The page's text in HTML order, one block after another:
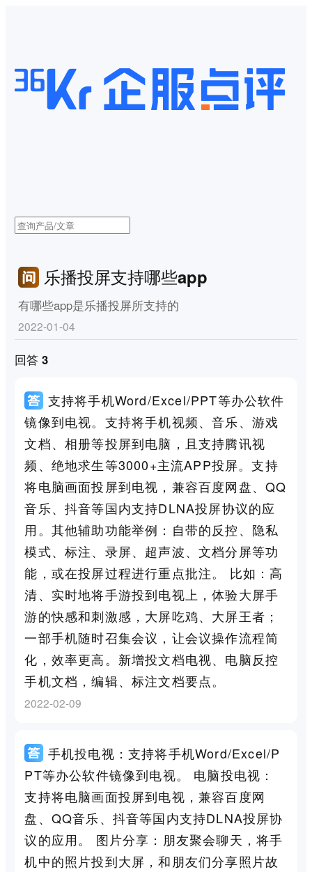
乐播投屏支持哪些app
有哪些app是乐播投屏所支持的
2022-01-04
回答 3
支持将手机Word/Excel/PPT等办公软件
镜像到电视。支持将手机视频、音乐、游戏
文档、相册等投屏到电脑，且支持腾讯视
频、绝地求生等3000+主流APP投屏。支持
将电脑画面投屏到电视，兼容百度网盘、QQ
音乐、抖音等国内支持DLNA投屏协议的应
用。其他辅助功能举例：自带的反控、隐私
模式、标注、录屏、超声波、文档分屏等功
能，或在投屏过程进行重点批注。 比如：高
清、实时地将手游投到电视上，体验大屏手
游的快感和刺激感，大屏吃鸡、大屏王者；
一部手机随时召集会议，让会议操作流程简
化，效率更高。新增投文档电视、电脑反控
手机文档，编辑、标注文档要点。
2022-02-09
手机投电视：支持将手机Word/Excel/P
PT等办公软件镜像到电视。 电脑投电视：
支持将电脑画面投屏到电视，兼容百度网
盘、QQ音乐、抖音等国内支持DLNA投屏协
议的应用。 图片分享：朋友聚会聊天，将手
机中的照片投到大屏，和朋友们分享照片故